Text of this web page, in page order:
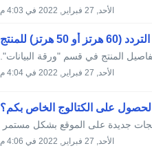
الأحد, 27 فبراير, 2022 في 4:03 م
هرتز أو 50 هرتز) للمنتج
الأحد, 27 فبراير, 2022 في 4:04 م
على الكتالوج الخاص بكم؟
جديدة على الموقع بشكل مستمر
الأحد, 27 فبراير, 2022 في 4:06 م